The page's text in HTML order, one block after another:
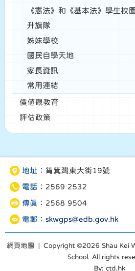
《憲法》和《基本法》學生校
升旗隊
姊妹學校
國民自學天地
家長資訊
常用連結
價值觀教育
評估政策
地址： 筲箕灣東大街19號
電話： 2569 2532
傳真： 2568 9504
電郵： skwgps@edb.gov.hk
網頁地圖 | Copyright ©2026 Shau Kei
School. All rights
By: ctd.hk